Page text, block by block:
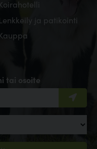
tai osoite
Koirahotelli
Lenkkeily ja patikointi
Kauppa